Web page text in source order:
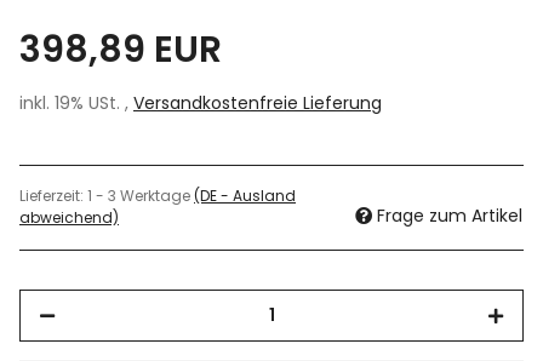
398,89 EUR
inkl. 19% USt. , Versandkostenfreie Lieferung
Lieferzeit: 1 - 3 Werktage(DE - Ausland
abweichend)
Frage zum Artikel